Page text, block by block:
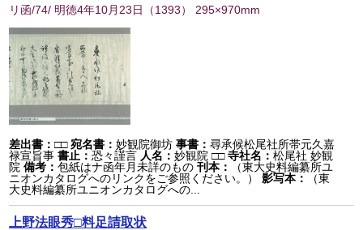
リ函/74/ 明徳4年10月23日 （1393） 295×970mm
差出書：□□ 宛名書：妙観院御坊 事書：尋承候松尾社所帯元久嘉
禄宣旨事 書止：恐々謹言 人名：妙観院 □□ 寺社名：松尾社 妙観
院 備考：包紙はナ函年月未詳のもの 刊本：
（東大史料編纂所ユ
ニオンカタログへのリンクをご参照ください。）
影写本：
（東
大史料編纂所ユニオンカタログへの...
上野法眼秀□料足請取状